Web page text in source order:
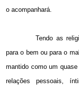
o acompanhará.
Tendo as
para o bem ou para o
mantido como um
relações pessoais,